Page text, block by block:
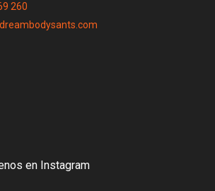
260
en Instagram